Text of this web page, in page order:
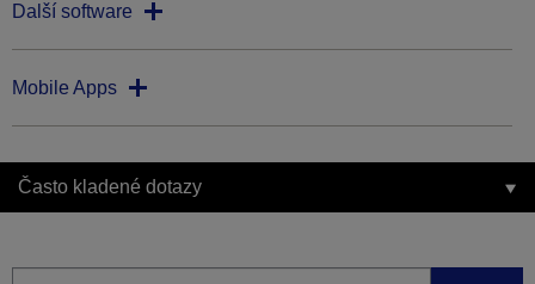
Další software
Mobile Apps
Často kladené dotazy